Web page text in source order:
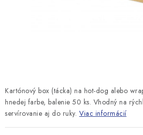
Kartónový box (tácka) na hot-dog alebo
hnedej farbe, balenie 50 ks. Vhodný na
servírovanie aj do ruky. Viac informácií